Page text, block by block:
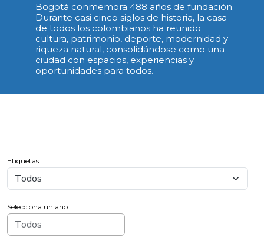
Bogotá conmemora 488 años de fundación.
Durante casi cinco siglos de historia, la casa
de todos los colombianos ha reunido
cultura, patrimonio, deporte, modernidad y
riqueza natural, consolidándose como una
ciudad con espacios, experiencias y
oportunidades para todos.
Etiquetas
Selecciona un año